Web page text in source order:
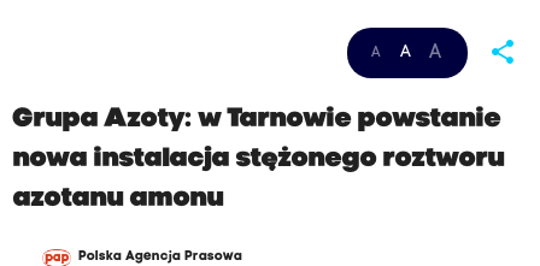
A A A share
Grupa Azoty: w Tarnowie powstanie
nowa instalacja stężonego roztworu
azotanu amonu
Polska Agencja Prasowa